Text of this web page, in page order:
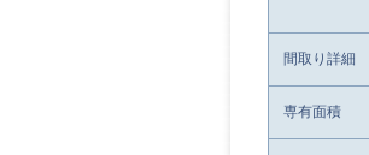
間取り詳細
専有面積